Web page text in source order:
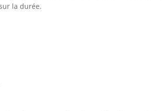
la durée.